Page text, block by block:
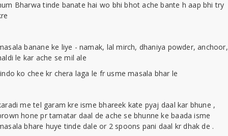
Bharwa tinde banate hai wo bhi bhot ache bante h aap bhi try
banane ke liye - namak, lal mirch, dhaniya powder, anchoor,
le kar ache se mil ale
ko chee kr chera laga le fr usme masala bhar le
me tel garam kre isme bhareek kate pyaj daal kar bhune ,
hone pr tamatar daal de ache se bhunne ke baada isme
bhare huye tinde dale or 2 spoons pani daal kr dhak de .